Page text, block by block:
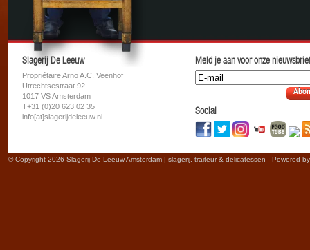
Slagerij De Leeuw
Propriétaire Arno A.C. Veenhof
Utrechtsestraat 92
1017 VS Amsterdam
T+31 (0)20 623 02 35
info[at]slagerijdeleeuw.nl
Meld je aan voor onze
Social
© Copyright 2026 Slagerij De Leeuw Amsterdam | slagerij, traiteur & delicatessen - Powered